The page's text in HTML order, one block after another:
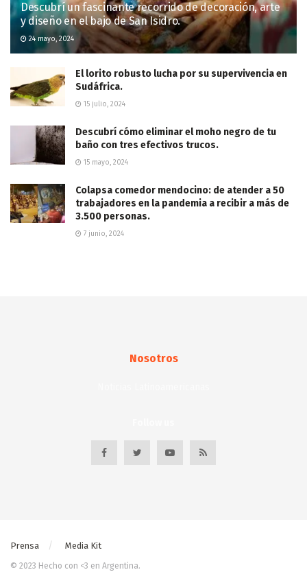
Descubrí un fascinante recorrido de decoración, arte
y diseño en el bajo de San Isidro.
24 mayo, 2024
El lorito robusto lucha por su supervivencia en
Sudáfrica.
15 julio, 2024
Descubrí cómo eliminar el moho negro de tu
baño con tres efectivos trucos.
15 mayo, 2024
Colapsa comedor mendocino: de atender a 50
trabajadores en la pandemia a recibir a más de
3.500 personas.
7 junio, 2024
Nosotros
Prensa Media Kit
© 2023 Hecho con <3 en Argentina.